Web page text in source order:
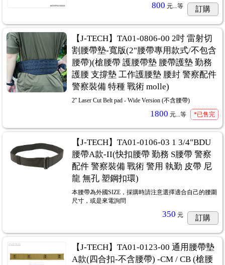
800 元...等 訂購
【J-TECH】TA01-0806-00 2吋 雷射切
割腰帶墊-寬版(2"腰帶專用款式/不包含
腰帶)(槍腰帶 護腰帶墊 腰帶護墊 勤務
護腰 支撐墊 工作護腰墊 腰封 警察配件
警察裝備 特種 戰術 molle)
2'' Laser Cut Belt pad - Wide Version (不含腰帶)
1800 元...等 *已售完
【J-TECH】TA01-0106-03 1 3/4"BDU
腰帶A款-II(快扣腰帶 勤務 S腰帶 警察
配件 警察裝備 戰術 警用 執勤 皮帶 尼
龍 無孔 塑鋼扣環)
本腰帶為外國SIZE，採購時請注意選擇適合自己的腰圍
尺寸，或是來電詢問
350 元 訂購
【J-TECH】TA01-0123-00 通用腰帶墊
A款(四合扣-不含腰帶) -CM / CB (槍腰